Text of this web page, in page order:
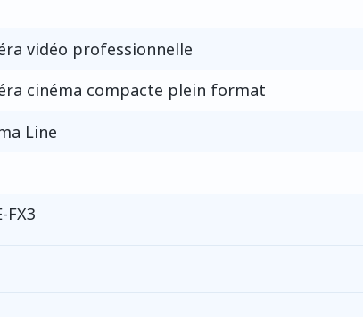
vidéo professionnelle
cinéma compacte plein format
Line
FX3